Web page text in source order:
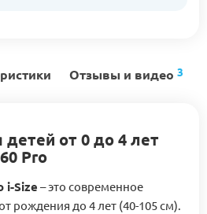
Отзывы и видео 3
от 0 до 4 лет
Pro
i-Size – это современное
рождения до 4 лет (40-105 см).